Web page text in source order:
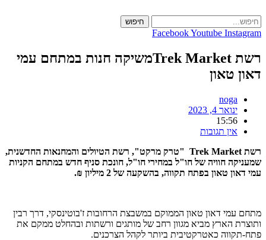
to
content
חיפוש
FacebookYoutube Instagram
רשת Trek Marketמשיקה חנות במתחם עמי
דאון טאון
noga
ינואר 4, 2023
15:56
אין תגובות
רשת Trek Market "טרק מרקט", רשת הטיולים והמחנאות החדשנית,
שמעניקה חוויה של חו"ל במחירי חו"ל, חונכת סניף חדש במתחם הקניות
עמי דאון טאון בפתח תקווה, בהשקעה של 2 מיליון ₪.
מתחם עמי דאון טאון הממוקם במשבצת הרחובות ז'בוטינסקי, דרך רבין
ותוצרת הארץ מביא מגוון רחב של מותגים ורשתות ובהחלט ממקם את
פתח-תקווה כאטרקטיבית ביותר לקהל הצרכנים.